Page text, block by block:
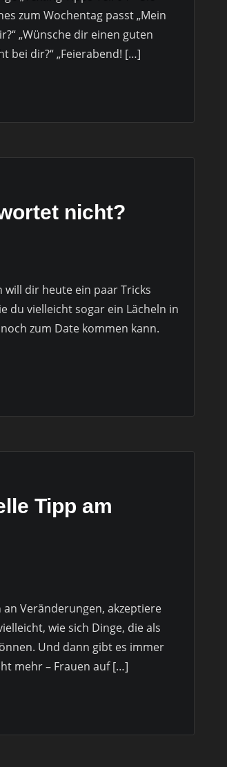
zum Wochentag passt „Mein
„Wünsche dir einen guten
bei dir?“ „Feierabend! […]
nicht?
dir heute ein paar Tricks
du vielleicht sogar ein Lächeln in
zum Date kommen kann.
Tipp am
Veränderungen, akzeptiere
wie sich Dinge, die als
Und dann gibt es immer
mehr – Frauen auf […]